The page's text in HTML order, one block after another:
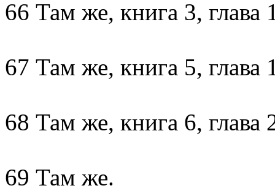
66 Там же, книга 3, глава
67 Там же, книга 5, глава
68 Там же, книга 6, глава
69 Там же.